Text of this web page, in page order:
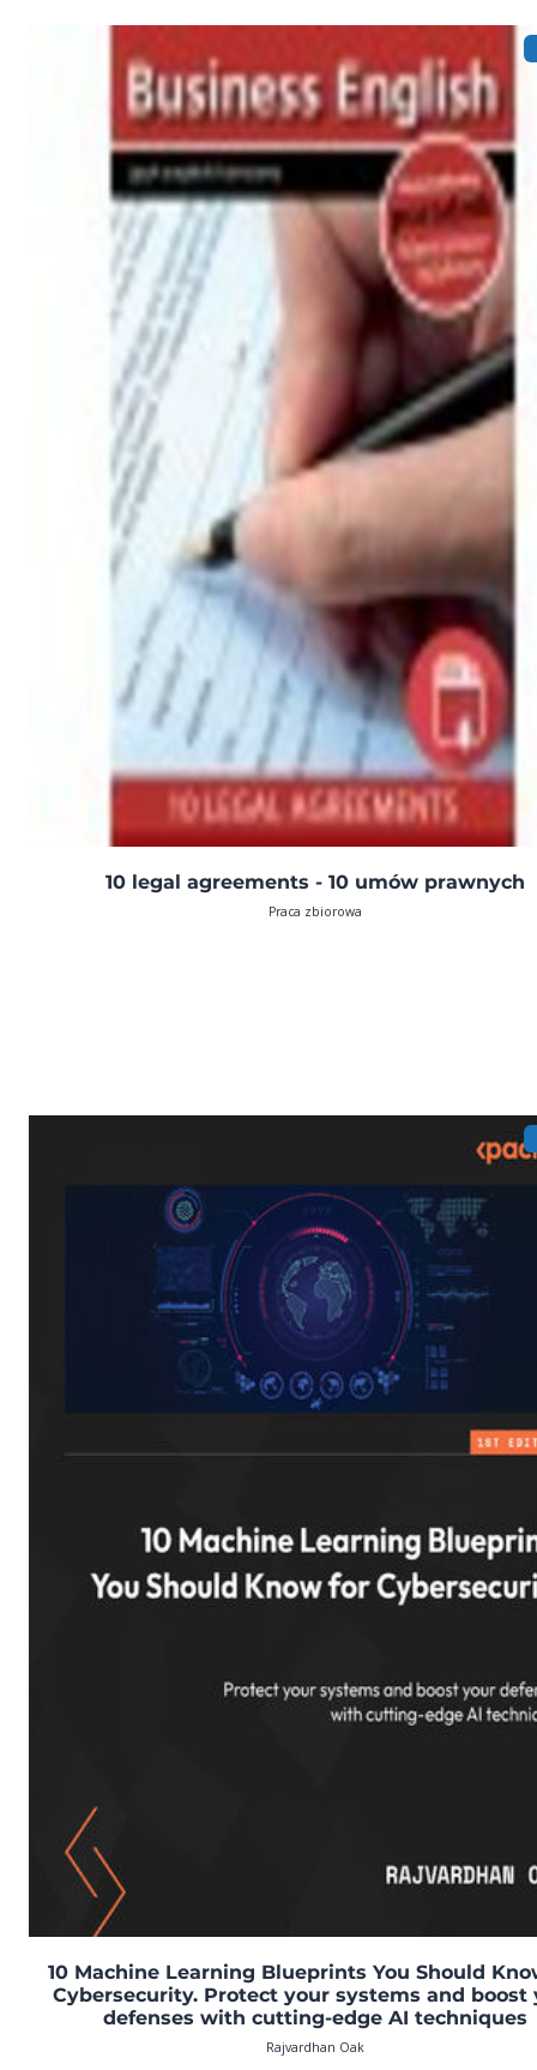
10 legal agreements - 10 umów prawnych
Praca zbiorowa
10 Machine Learning Blueprints You Should
Cybersecurity. Protect your systems and boost
defenses with cutting-edge AI techniques
Rajvardhan Oak